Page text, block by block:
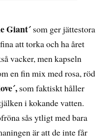
Giant´ som ger jättestora
att torka och ha året
vacker, men kapseln
en fin mix med rosa, röd
som faktiskt håller
i kokande vatten.
sås ytligt med bara
är att de inte får